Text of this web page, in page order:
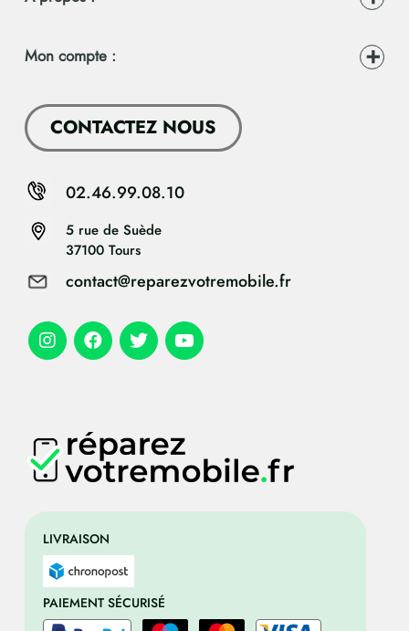
LIVRAISON
PAIEMENT SÉCURISÉ
Mon compte :
CONTACTEZ NOUS
5 rue de Suède
37100 Tours
contact@reparezvotremobile.fr
02.46.99.08.10